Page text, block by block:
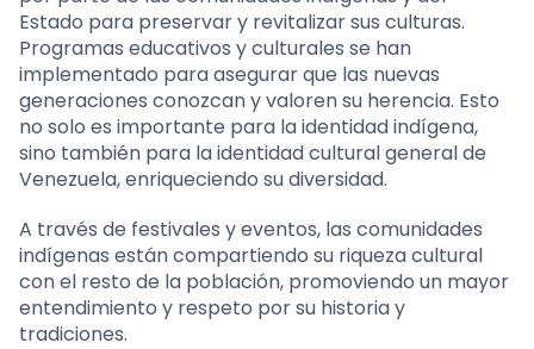
Estado para preservar y revitalizar sus culturas.
Programas educativos y culturales se han
implementado para asegurar que las nuevas
generaciones conozcan y valoren su herencia. Esto
no solo es importante para la identidad indígena,
sino también para la identidad cultural general de
Venezuela, enriqueciendo su diversidad.
A través de festivales y eventos, las comunidades
indígenas están compartiendo su riqueza cultural
con el resto de la población, promoviendo un mayor
entendimiento y respeto por su historia y
tradiciones.